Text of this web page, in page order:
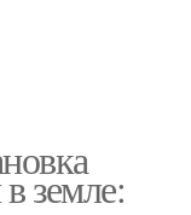
земле: